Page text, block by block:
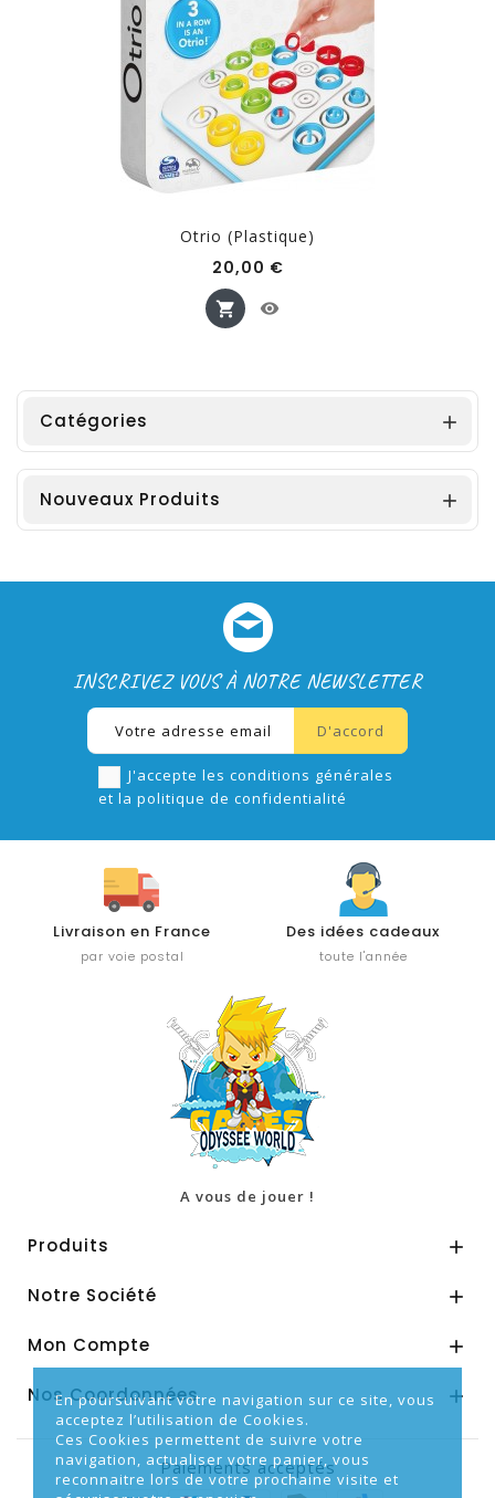
En poursuivant votre navigation sur ce site, vous
acceptez l’utilisation de Cookies.
Ces Cookies permettent de suivre votre
navigation, actualiser votre panier, vous
reconnaitre lors de votre prochaine visite et
Otrio (plastique)
20,00 €Prix
Catégories 
Nouveaux Produits 
INSCRIVEZ VOUS À NOTRE NEWSLETTER
J'accepte les conditions générales
et la politique de confidentialité
Livraison en France
par voie postal
Des idées cadeaux
toute l'année
A vous de jouer !
Produits 
Notre Société 
Mon Compte 
Nos Coordonnées 
Paiements acceptés